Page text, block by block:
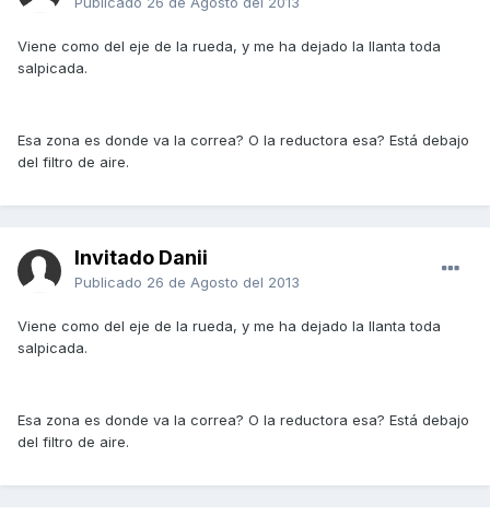
Viene como del eje de la rueda, y me ha dejado la llanta toda
salpicada.
Esa zona es donde va la correa? O la reductora esa? Está debajo
del filtro de aire.
Invitado Danii
Publicado 26 de Agosto del 2013
Viene como del eje de la rueda, y me ha dejado la llanta toda
salpicada.
Esa zona es donde va la correa? O la reductora esa? Está debajo
del filtro de aire.